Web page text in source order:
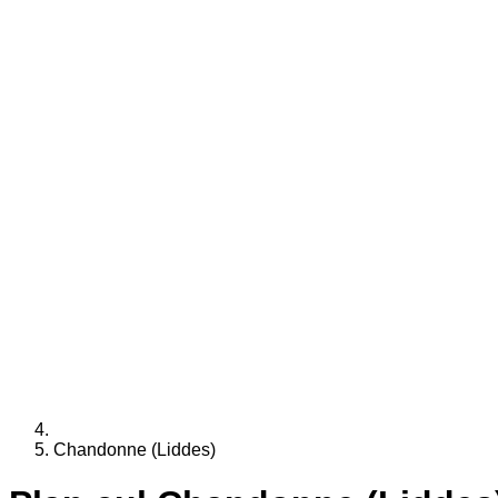
Chandonne (Liddes)